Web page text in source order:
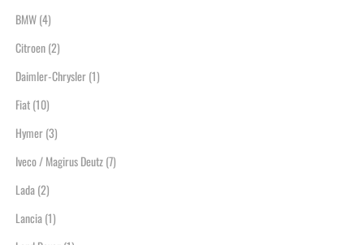
BMW(4)
Citroen(2)
Daimler-Chrysler(1)
Fiat(10)
Hymer(3)
Iveco / Magirus Deutz(7)
Lada(2)
Lancia(1)